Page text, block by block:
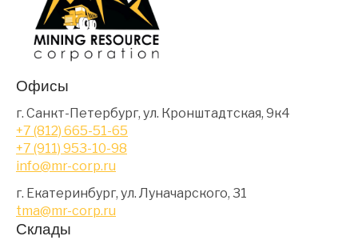
Офисы
г. Санкт-Петербург, ул. Кронштадтская, 9к4
+7 (812) 665-51-65
+7 (911) 953-10-98
info@mr-corp.ru
г. Екатеринбург, ул. Луначарского, 31
tma@mr-corp.ru
Склады